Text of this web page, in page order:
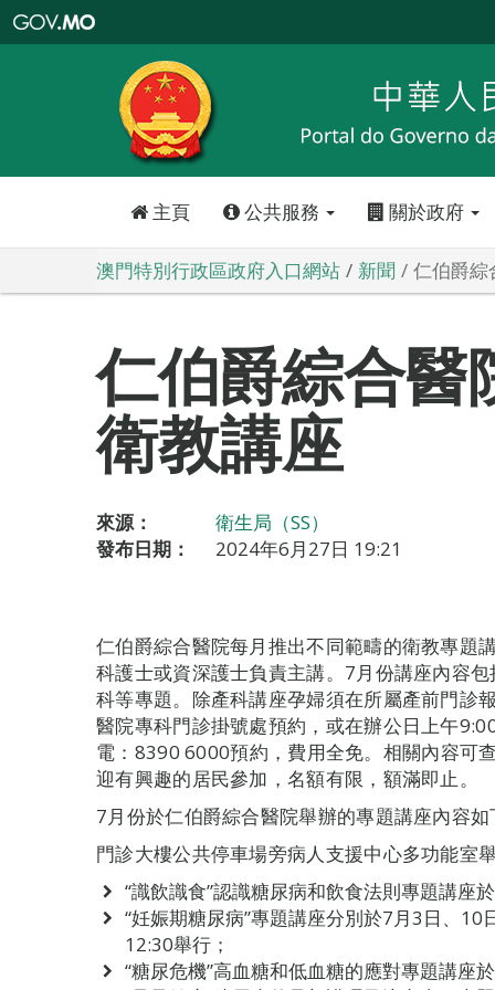
特
政
區
政
口
主頁 公共服務 關於政府
澳門特別行政區政府入口網站 新聞 仁伯爵綜
仁伯爵綜合醫
衛教講座
來源：
衛生局（SS）
發布日期：
2024年6月27日 19:21
仁伯爵綜合醫院每月推出不同範疇的衛教專題
科護士或資深護士負責主講。7月份講座內容
科等專題。除產科講座孕婦須在所屬產前門診
醫院專科門診掛號處預約，或在辦公日上午
電：8390 6000預約，費用全免。相關內容可
迎有興趣的居民參加，名額有限，額滿即止。
7月份於仁伯爵綜合醫院舉辦的專題講座內容如
門診大樓公共停車場旁病人支援中心多功能室
“識飲識食”認識糖尿病和飲食法則專題講座
“妊娠期糖尿病”專題講座分別於7月3日、
12:30舉行；
“糖尿危機”高血糖和低血糖的應對專題講座